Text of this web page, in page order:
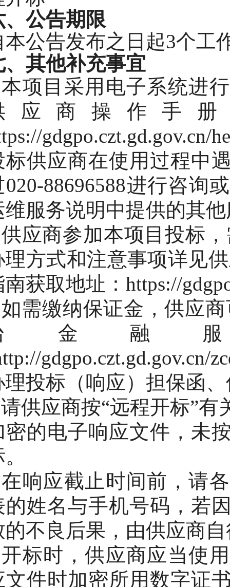
、 公告期限
本公告发布之日起3个工
、 其他补充事宜
项目采用电子系统进
应商操作手
gdgpo.czt.gd.gov.cn/
标供应商在使用过程中
020-88696588进行咨询
维服务说明中提供的其
应商参加本项目投标
理方式和注意事项详见
南获取地址：https://
需缴纳保证金，供应
金融
gdgpo.czt.gd.gov.cn/
理投标（响应）担保函
供应商按“远程开标”
密的电子响应文件，未
响应截止时间前，请
的姓名与手机号码，若
的不良后果，由供应商
标时，供应商应当使
文件时加密所用数字证